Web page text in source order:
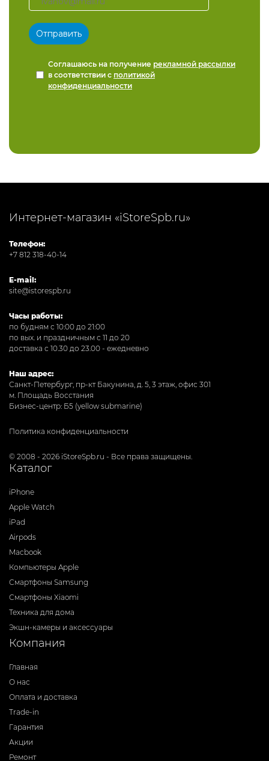
Соглашаюсь на получение рекламной рассылки
в соответствии с политикой
конфиденциальности
Интернет-магазин «iStoreSpb.ru»
Телефон:
+7 812 318-40-14
E-mail:
site@istorespb.ru
Часы работы:
по будням с 10:00 до 21:00
по вых. и праздничным с 11 до 20
доставка с 10.30 до 23.00 - ежедневно
Наш адрес:
Санкт-Петербург, пр-кт Бакунина, д. 5, 3 этаж, офис 301
м. Площадь Восстания
Бизнес-центр: Б5 (yellow submarine)
Политика конфиденциальности
© 2008 - 2026 iStoreSpb.ru - Все права защищены.
Каталог
iPhone
Apple Watch
iPad
Airpods
Macbook
Компьютеры Apple
Смартфоны Samsung
Смартфоны Xiaomi
Техника для дома
Экшн-камеры и аксессуары
Компания
Главная
О нас
Оплата и доставка
Trade-in
Гарантия
Акции
Ремонт